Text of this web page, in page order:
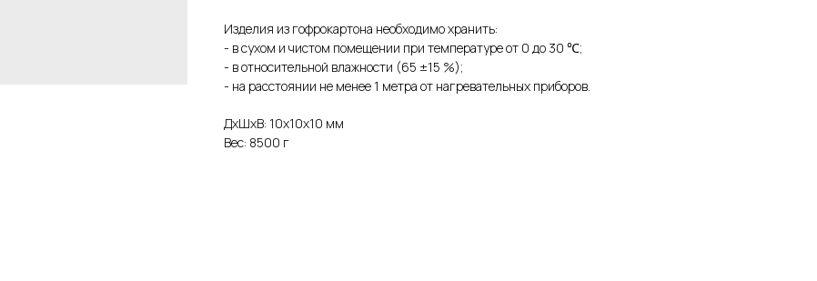
Изделия из гофрокартона необходимо хранить:
- в сухом и чистом помещении при температуре от 0 до 30 ℃;
- в относительной влажности (65 ±15 %);
- на расстоянии не менее 1 метра от нагревательных приборов.
ДxШxВ: 10x10x10 мм
Вес: 8500 г